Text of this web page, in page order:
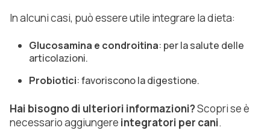
In alcuni casi, può essere utile integrare la dieta:
Glucosamina e condroitina: per la salute delle
articolazioni.
Probiotici: favoriscono la digestione.
Hai bisogno di ulteriori informazioni?Scopri se è
necessario aggiungere integratori per cani.